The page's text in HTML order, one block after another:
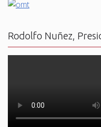
Rodolfo Nuñez,